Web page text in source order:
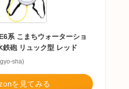
系 こまちウォーターショ
鉄砲 リュック型 レッド
sha)
を見てみる